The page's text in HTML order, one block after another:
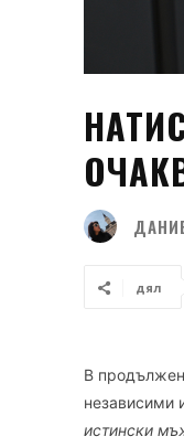
дял
В
независими
истински